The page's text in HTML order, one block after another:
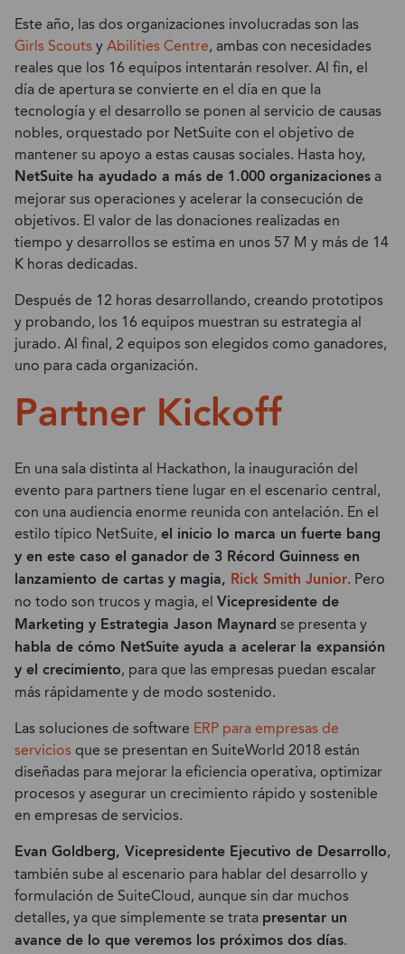
Este año, las dos organizaciones involucradas son las
Girls ScoutsyAbilities Centre, ambas con necesidades
reales que los 16 equipos intentarán resolver. Al fin, el
día de apertura se convierte en el día en que la
tecnología y el desarrollo se ponen al servicio de causas
nobles, orquestado por NetSuite con el objetivo de
mantener su apoyo a estas causas sociales. Hasta hoy,
NetSuite ha ayudado a más de 1.000 organizacionesa
mejorar sus operaciones y acelerar la consecución de
objetivos. El valor de las donaciones realizadas en
tiempo y desarrollos se estima en unos 57 M y más de 14
K horas dedicadas.
Después de 12 horas desarrollando, creando prototipos
y probando, los 16 equipos muestran su estrategia al
jurado. Al final, 2 equipos son elegidos como ganadores,
uno para cada organización.
Partner Kickoff
En una sala distinta al Hackathon, la inauguración del
evento para partners tiene lugar en el escenario central,
con una audiencia enorme reunida con antelación. En el
estilo típico NetSuite,el inicio lo marca un fuerte bang
y en este caso el ganador de 3 Récord Guinness en
lanzamiento de cartas y magia, Rick Smith Junior. Pero
no todo son trucos y magia, el Vicepresidente de
Marketing y Estrategia Jason Maynard se presenta y
habla de cómo NetSuite ayuda a acelerar la expansión
y el crecimiento, para que las empresas puedan escalar
más rápidamente y de modo sostenido.
Las soluciones de software ERP para empresas de
serviciosque se presentan en SuiteWorld 2018 están
diseñadas para mejorar la eficiencia operativa, optimizar
procesos y asegurar un crecimiento rápido y sostenible
en empresas de servicios.
Evan Goldberg, Vicepresidente Ejecutivo de Desarrollo,
también sube al escenario para hablar del desarrollo y
formulación de SuiteCloud, aunque sin dar muchos
detalles, ya que simplemente se trata presentar un
avance de lo que veremos los próximos dos días.